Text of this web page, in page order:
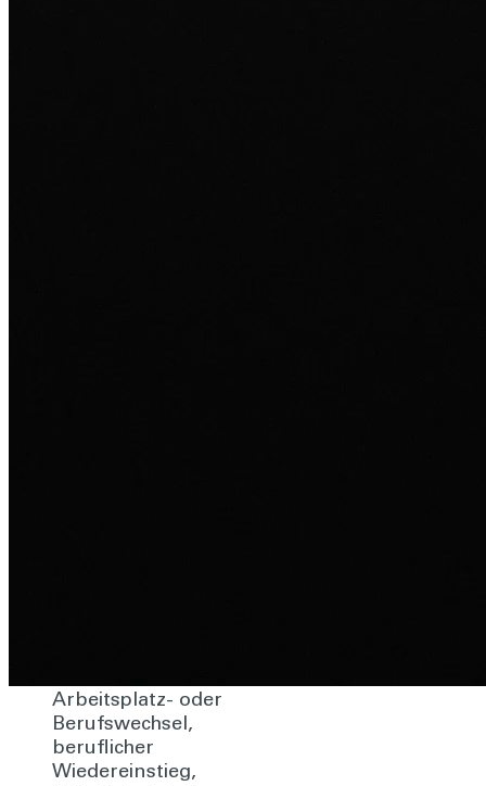
Arbeitsplatz- oder
Berufswechsel,
beruflicher
Wiedereinstieg,